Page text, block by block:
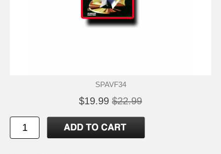
SPAVF34
$19.99 $22.99